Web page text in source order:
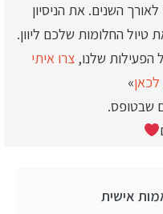
השנים. את הניסיון
החלומות שלכם ליוון.
הפעילות שלנו, צרו איתי
לכאן»
שבטופס.
אישית